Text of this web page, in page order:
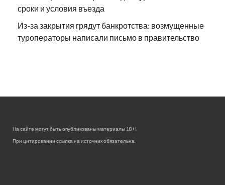
сроки и условия въезда
Из-за закрытия грядут банкротства: возмущенные
туроператоры написали письмо в правительство
На сайте могут быть опубликованы материалы 18+!
При цитировании ссылка на источник обязательна.